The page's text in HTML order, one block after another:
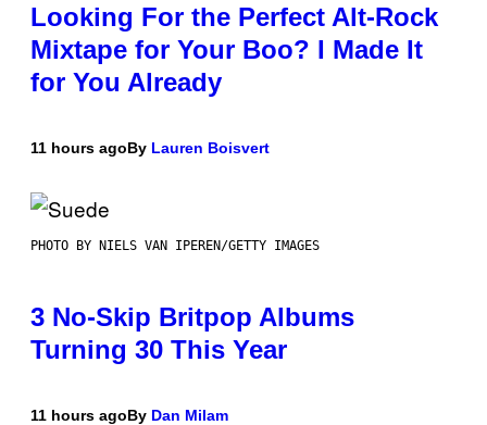
Looking For the Perfect Alt-Rock
Mixtape for Your Boo? I Made It
for You Already
11 hours agoBy Lauren Boisvert
PHOTO BY NIELS VAN IPEREN/GETTY IMAGES
3 No-Skip Britpop Albums
Turning 30 This Year
11 hours agoBy Dan Milam